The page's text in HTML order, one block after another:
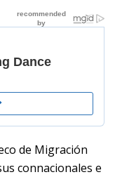
de Migración
connacionales e